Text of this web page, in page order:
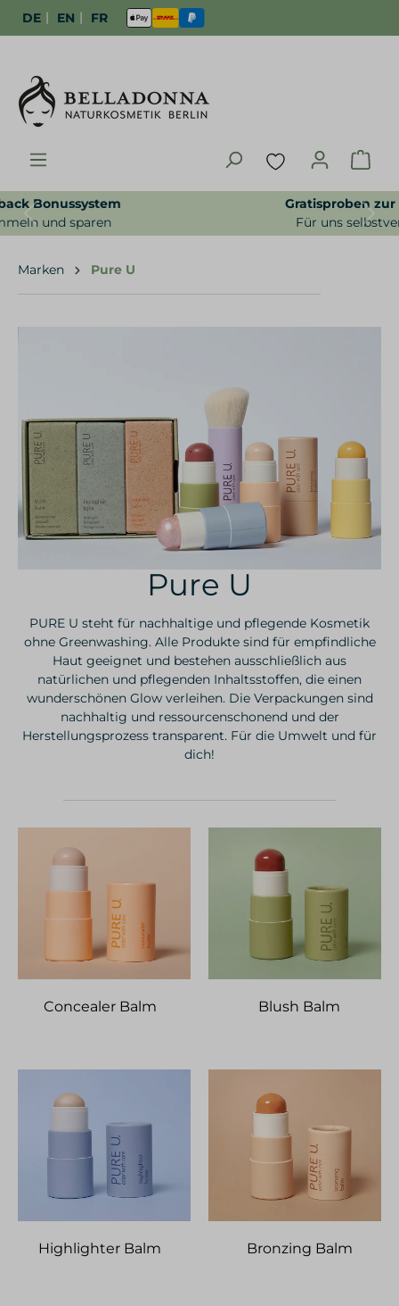
DE | EN | FR
Gratisproben zur Bestellung
Previous Next
Marken Pure U
Pure U
PURE U steht für nachhaltige und pflegende Kosmetik
ohne Greenwashing. Alle Produkte sind für empfindliche
Haut geeignet und bestehen ausschließlich aus
natürlichen und pflegenden Inhaltsstoffen, die einen
wunderschönen Glow verleihen. Die Verpackungen sind
nachhaltig und ressourcenschonend und der
Herstellungsprozess transparent. Für die Umwelt und für
dich!
Concealer Balm Blush Balm
Highlighter Balm Bronzing Balm